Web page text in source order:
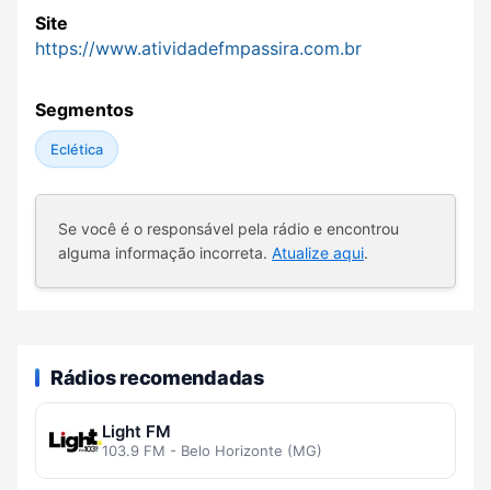
Site
https://www.atividadefmpassira.com.br
Segmentos
Eclética
Se você é o responsável pela rádio e encontrou
alguma informação incorreta. Atualize aqui.
Rádios recomendadas
Light FM
103.9 FM - Belo Horizonte (MG)